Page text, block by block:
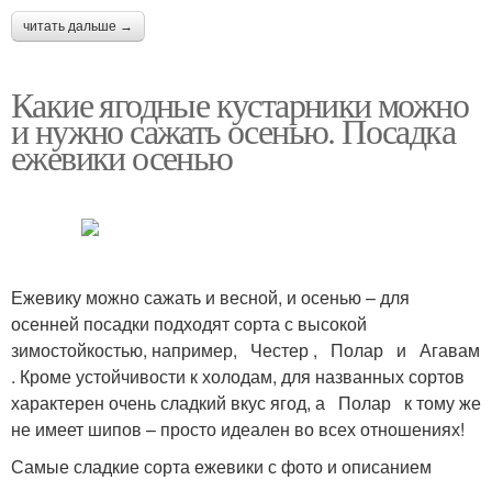
читать дальше →
Какие ягодные кустарники можно
и нужно сажать осенью. Посадка
ежевики осенью
Ежевику можно сажать и весной, и осенью – для
осенней посадки подходят сорта с высокой
зимостойкостью, например, Честер , Полар и Агавам
. Кроме устойчивости к холодам, для названных сортов
характерен очень сладкий вкус ягод, а Полар к тому же
не имеет шипов – просто идеален во всех отношениях!
Самые сладкие сорта ежевики с фото и описанием